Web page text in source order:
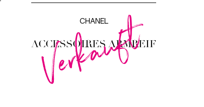
Verkauft
CHANEL
ACCESSOIRES ARMREIF